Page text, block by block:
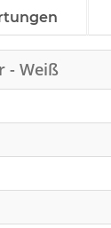
- Weiß